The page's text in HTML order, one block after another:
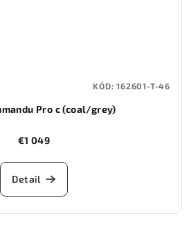
Pro c (coal/grey)
€1 049
Detail
KÓD:162601-T-46